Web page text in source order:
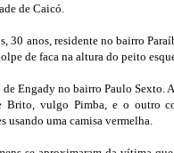
de Caicó.
30 anos, residente no bairro
de faca na altura do peito
Engady no bairro Paulo
Brito, vulgo Pimba, e o outro
usando uma camisa vermelha.